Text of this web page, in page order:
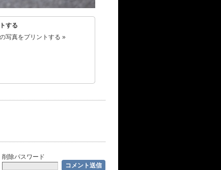
する
写真をプリントする »
削除パスワード